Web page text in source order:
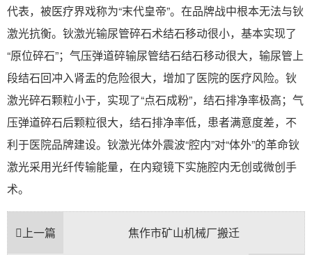
代表，被医疗界戏称为“末代皇帝”。在品牌战中根本无法与钬
激光抗衡。钬激光输尿管碎石术结石移动很小，基本实现了
“原位碎石”；气压弹道碎输尿管结石结石移动很大，输尿管上
段结石回冲入肾盂的危险很大，增加了医院的医疗风险。钬
激光碎石颗粒小于，实现了“点石成粉”，结石排净率极高；气
压弹道碎石后颗粒很大，结石排净率低，患者满意度差，不
利于医院品牌建设。钬激光体外震波“腔内”对“体外”的革命钬
激光采用光纤传输能量，在内窥镜下实施腔内无创或微创手
术。
上一篇 焦作市矿山机械厂搬迁